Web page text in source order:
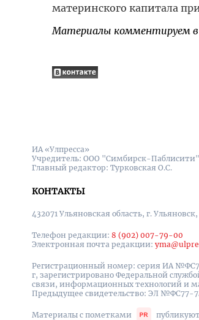
материнского капитала
Материалы комментируем
ИА «Улпресса»
Учредитель: ООО "Симбирск-Паблисити"
Главный редактор: Турковская О.С.
КОНТАКТЫ
432071 Ульяновская область, г.
Телефон редакции: 8 (902) 007-79-00
Электронная почта редакции:
Регистрационный номер: серия ИА
г, зарегистрировано Федеральной
связи, информационных технологий и
Предыдущее свидетельство: ЭЛ №ФС77-
Материалы с пометками